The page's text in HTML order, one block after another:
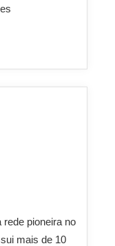
rede pioneira no
mais de 10